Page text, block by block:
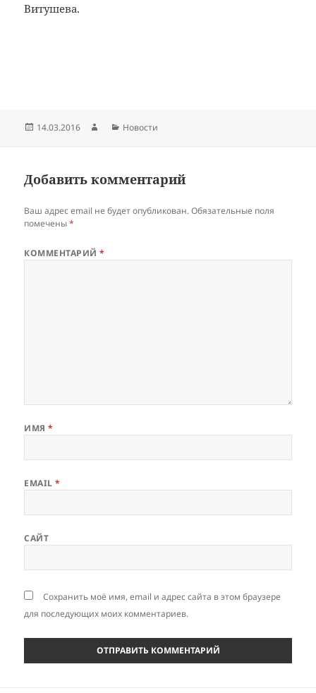
Витушева.
Опубликовано
14.03.2016 АвторРубрики
Новости
Добавить комментарий
Ваш адрес email не будет опубликован. Обязательные поля
помечены*
КОММЕНТАРИЙ*
ИМЯ*
EMAIL*
САЙТ
Сохранить моё имя, email и адрес сайта в этом браузере
для последующих моих комментариев.